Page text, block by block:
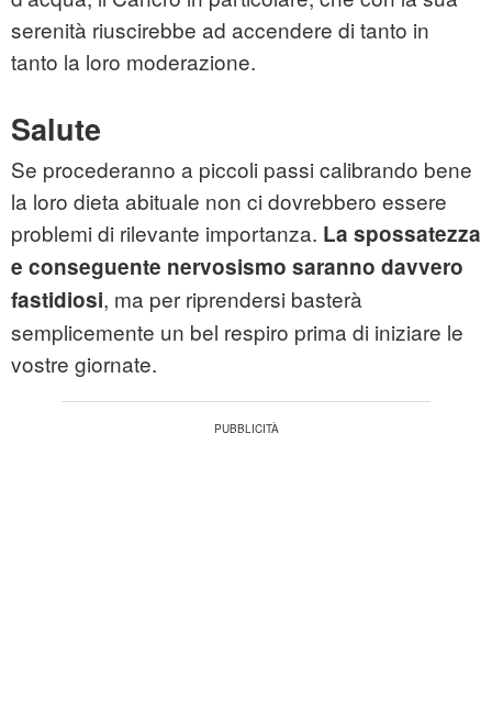
serenità riuscirebbe ad accendere di tanto in
tanto la loro moderazione.
Salute
Se procederanno a piccoli passi calibrando bene
la loro dieta abituale non ci dovrebbero essere
problemi di rilevante importanza. La spossatezza
e conseguente nervosismo saranno davvero
fastidiosi, ma per riprendersi basterà
semplicemente un bel respiro prima di iniziare le
vostre giornate.